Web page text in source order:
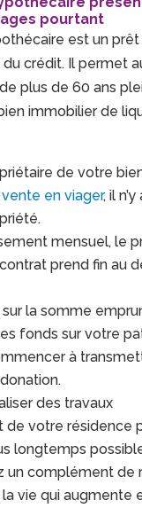
pourtant
est un
du crédit. Il permet
plus de 60 ans
immobilier de
de votre
vente en viager, il
mensuel, le
prend fin au
la somme
fonds sur votre
à
des travaux
de votre résidence
longtemps
un complément de
vie qui augmente